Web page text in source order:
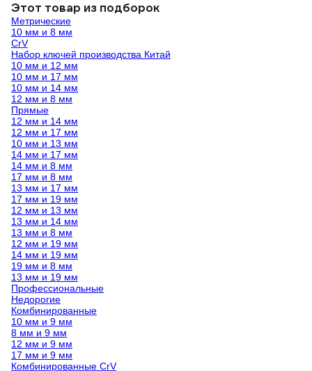
Этот товар из подборок
Метрические
10 мм и 8 мм
CrV
Набор ключей производства Китай
10 мм и 12 мм
10 мм и 17 мм
10 мм и 14 мм
12 мм и 8 мм
Прямые
12 мм и 14 мм
12 мм и 17 мм
10 мм и 13 мм
14 мм и 17 мм
14 мм и 8 мм
17 мм и 8 мм
13 мм и 17 мм
17 мм и 19 мм
12 мм и 13 мм
13 мм и 14 мм
13 мм и 8 мм
12 мм и 19 мм
14 мм и 19 мм
19 мм и 8 мм
13 мм и 19 мм
Профессиональные
Недорогие
Комбинированные
10 мм и 9 мм
8 мм и 9 мм
12 мм и 9 мм
17 мм и 9 мм
Комбинированные CrV